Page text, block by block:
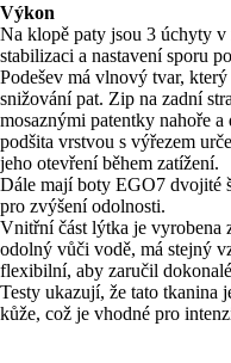
Výkon
Na klopě paty jsou 3 úchyty
stabilizaci a nastavení sporu
Podešev má vlnový tvar,
snižování pat. Zip na zadní
mosaznými patentky nahoře
podšita vrstvou s výřezem
jeho otevření během zatížení.
Dále mají boty EGO7 dvojité
pro zvýšení odolnosti.
Vnitřní část lýtka je vyrobena
odolný vůči vodě, má stejný
flexibilní, aby zaručil
Testy ukazují, že tato tkanina
kůže, což je vhodné pro